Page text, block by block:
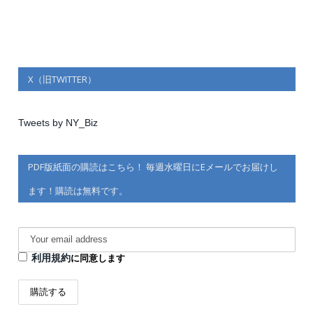
X（旧TWITTER）
Tweets by NY_Biz
PDF版紙面の購読はこちら！ 毎週水曜日にEメールでお届けし
ます！購読は無料です。
利用規約に同意します